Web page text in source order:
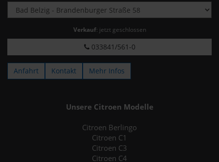
Verkauf: jetzt geschlossen
033841/561-0
Anfahrt Kontakt Mehr Infos
Unsere Citroen Modelle
Citroen Berlingo
Citroen C1
Citroen C3
Citroen C4